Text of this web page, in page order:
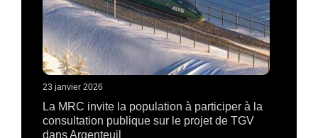
23 janvier 2026
La MRC invite la population à participer à la
consultation publique sur le projet de TGV
dans Argenteuil